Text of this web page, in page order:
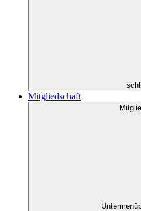
Mitgliedschaft